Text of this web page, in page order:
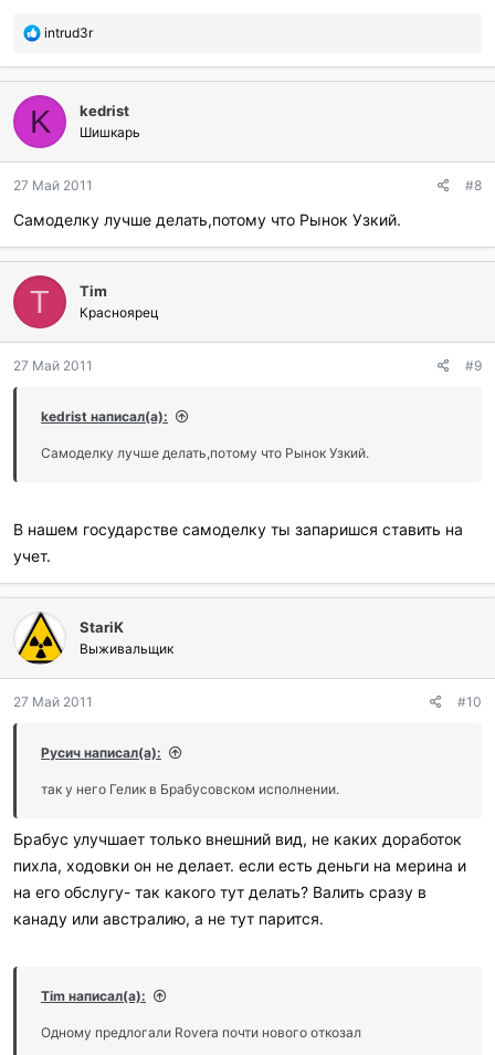
П
б
л
а
г
о
а
и
л
:
intrud3r
K kedrist
Шишкарь
27 Май 2011 #8
Самоделку лучше делать,потому что Рынок Узкий.
T Tim
Красноярец
27 Май 2011 #9
kedrist написал(а):
Самоделку лучше делать,потому что Рынок Узкий.
В нашем государстве самоделку ты запаришся ставить на
учет.
StariK
Выживальщик
27 Май 2011 #10
Русич написал(а):
так у него Гелик в Брабусовском исполнении.
Брабус улучшает только внешний вид, не каких доработок
пихла, ходовки он не делает. если есть деньги на мерина и
на его обслугу- так какого тут делать? Валить сразу в
канаду или австралию, а не тут парится.
Tim написал(а):
Одному предлогали Rovera почти нового откозал